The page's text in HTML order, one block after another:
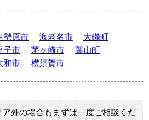
勢原市 海老名市
大磯町
子市 茅ヶ崎市
葉山町
和市 横須賀市
外の場合もまずは一度ご相談くだ